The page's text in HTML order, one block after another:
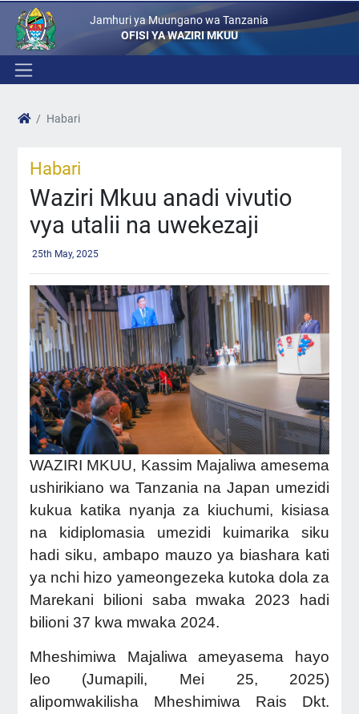
Jamhuri ya Muungano wa Tanzania
OFISI YA WAZIRI MKUU
Habari
Habari
Waziri Mkuu anadi vivutio
vya utalii na uwekezaji
25th May, 2025
WAZIRI MKUU, Kassim Majaliwa amesema
ushirikiano wa Tanzania na Japan umezidi
kukua katika nyanja za kiuchumi, kisiasa
na kidiplomasia umezidi kuimarika siku
hadi siku, ambapo mauzo ya biashara kati
ya nchi hizo yameongezeka kutoka dola za
Marekani bilioni saba mwaka 2023 hadi
bilioni 37 kwa mwaka 2024.
Mheshimiwa Majaliwa ameyasema hayo
leo (Jumapili, Mei 25, 2025)
alipomwakilisha Mheshimiwa Rais Dkt.